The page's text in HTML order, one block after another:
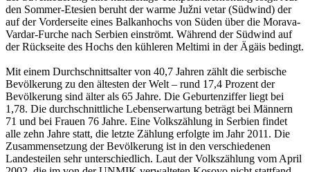
den Sommer-Etesien beruht der warme Južni vetar (Südwind) der
auf der Vorderseite eines Balkanhochs von Süden über die Morava-
Vardar-Furche nach Serbien einströmt. Während der Südwind auf
der Rückseite des Hochs den kühleren Meltimi in der Ägäis bedingt.
Mit einem Durchschnittsalter von 40,7 Jahren zählt die serbische
Bevölkerung zu den ältesten der Welt – rund 17,4 Prozent der
Bevölkerung sind älter als 65 Jahre. Die Geburtenziffer liegt bei
1,78. Die durchschnittliche Lebenserwartung beträgt bei Männern
71 und bei Frauen 76 Jahre. Eine Volkszählung in Serbien findet
alle zehn Jahre statt, die letzte Zählung erfolgte im Jahr 2011. Die
Zusammensetzung der Bevölkerung ist in den verschiedenen
Landesteilen sehr unterschiedlich. Laut der Volkszählung vom April